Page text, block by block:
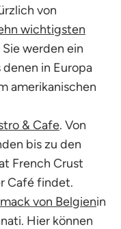
von
wichtigsten
werden ein
in Europa
amerikanischen
& Cafe. Von
bis zu den
French Crust
Café findet.
von Belgienin
Hier können